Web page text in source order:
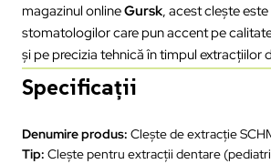
magazinul onlineGursk, acest clește
stomatologilor care pun accent pe
și pe precizia tehnică în timpul extracțiilor
Specificații
Denumire produs: Clește de extracție
Tip: Clește pentru extracții dentare